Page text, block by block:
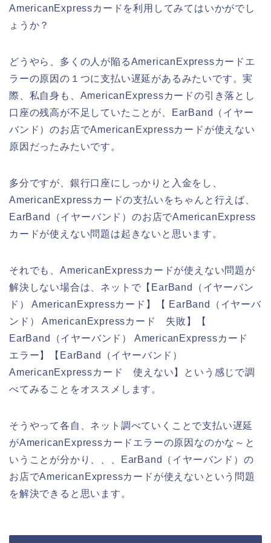
AmericanExpressカードを利用してみてはいかがでし
ょうか？
どうやら、多くの人が陥るAmericanExpressカードエ
ラーの原因の１つに支払い遅延があるみたいです。実
際、私自身も、AmericanExpressカードの引き落とし
口座の残高が不足していたことが、EarBand（イヤー
バンド）のお店でAmericanExpressカードが使えない
原因だったみたいです。
多分ですが、銀行口座にしっかりと入金をし、
AmericanExpressカードの支払いをちゃんと行えば、
EarBand（イヤーバンド）のお店でAmericanExpress
カードが使えない問題は起きないと思います。
それでも、AmericanExpressカードが使えない問題が
解決しない場合は、ネットで【EarBand（イヤーバン
ド） AmericanExpressカード】【 EarBand（イヤーバ
ンド） AmericanExpressカード 失敗】【
EarBand（イヤーバンド） AmericanExpressカード
エラー】【EarBand（イヤーバンド）
AmericanExpressカード 使えない】という感じで調
べてみることをオススメします。
そうやって各自、ネット調べていくことで支払い遅延
がAmericanExpressカードエラーの原因なのかな～と
いうことが分かり、、、EarBand（イヤーバンド）の
お店でAmericanExpressカードが使えないという問題
を解決できると思います。